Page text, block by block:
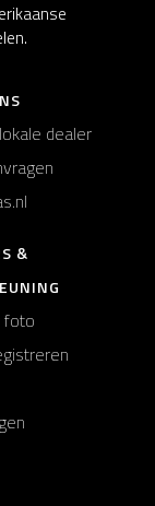
dealer
&
foto